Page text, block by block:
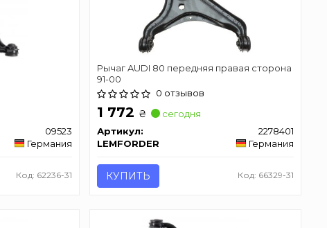
09523
Германия
Код: 62236-31
Рычаг AUDI 80 передняя правая сторона
91-00
0 отзывов
1 772 ₴
сегодня
Артикул:
2278401
LEMFORDER
Германия
КУПИТЬ Код: 66329-31